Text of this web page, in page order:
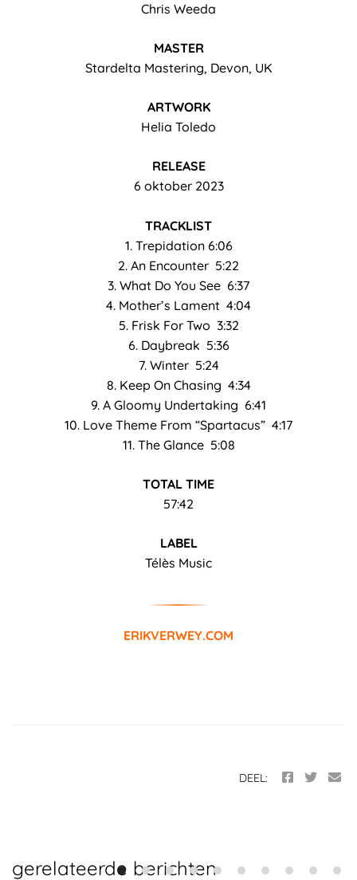
Chris Weeda
MASTER
Stardelta Mastering, Devon, UK
ARTWORK
Helia Toledo
RELEASE
6 oktober 2023
TRACKLIST
1. Trepidation 6:06
2. An Encounter 5:22
3. What Do You See 6:37
4. Mother’s Lament 4:04
5. Frisk For Two 3:32
6. Daybreak 5:36
7. Winter 5:24
8. Keep On Chasing 4:34
9. A Gloomy Undertaking 6:41
10. Love Theme From “Spartacus” 4:17
11. The Glance 5:08
TOTAL TIME
57:42
LABEL
Télès Music
ERIKVERWEY.COM
DEEL:
gerelateerde berichten